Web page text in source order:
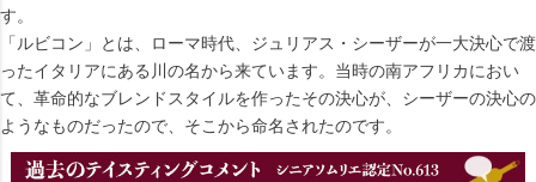
す。
「ルビコン」とは、ローマ時代、ジュリアス・シーザーが一大決心で渡
ったイタリアにある川の名から来ています。当時の南アフリカにおい
て、革命的なブレンドスタイルを作ったその決心が、シーザーの決心の
ようなものだったので、そこから命名されたのです。